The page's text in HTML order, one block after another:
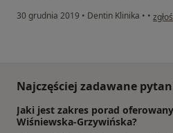
30 grudnia 2019 • Dentin Klinika • • w
Najczęściej zadawane
Jaki jest zakres porad
Wiśniewska-Grzywińska?